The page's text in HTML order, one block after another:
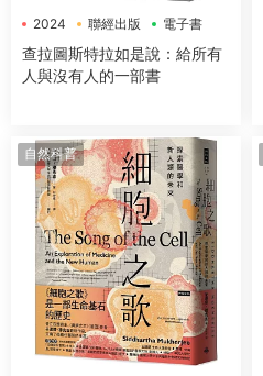
2024 聯經出版 電子書
查拉圖斯特拉如是說：給所有
人與沒有人的一部書
自然科普